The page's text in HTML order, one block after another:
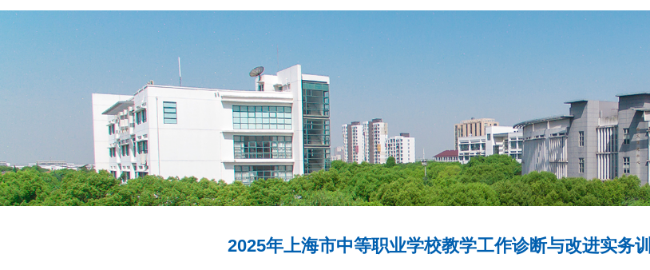
2025年上海市中等职业学校教学工作诊断与改进实务